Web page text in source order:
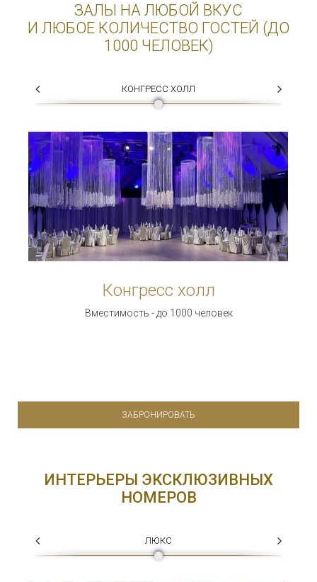
ЗАЛЫ НА ЛЮБОЙ ВКУС
И ЛЮБОЕ КОЛИЧЕСТВО ГОСТЕЙ (ДО
1000 ЧЕЛОВЕК)
КОНГРЕСС ХОЛЛ
Конгресс холл
Вместимость - до 1000 человек
ЗАБРОНИРОВАТЬ
ИНТЕРЬЕРЫ ЭКСКЛЮЗИВНЫХ
НОМЕРОВ
ЛЮКС